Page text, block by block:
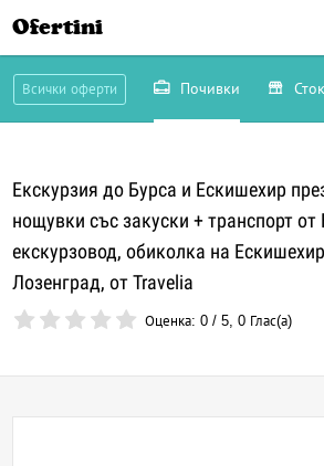
Ofertini
Всички оферти Почивки
Екскурзия до Бурса и Ескишехир
нощувки със закуски + транспорт от
екскурзовод, обиколка на
Лозенград, от Travelia
Оценка:0 /5,0 Глас(а)